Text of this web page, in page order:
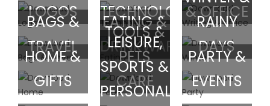
Selecciona
Las
Imágenes
A
Descargar
LOGOS TECHNOLOGY& OFFICE
BAGS &
TRAVEL
EATING &
DRINKWARE
RAINY
DAYS
HOME &
GIFTS
TOOLS &
PETS
CARE
PARTY &
EVENTS
LEISURE,
SPORTS &
PERSONAL